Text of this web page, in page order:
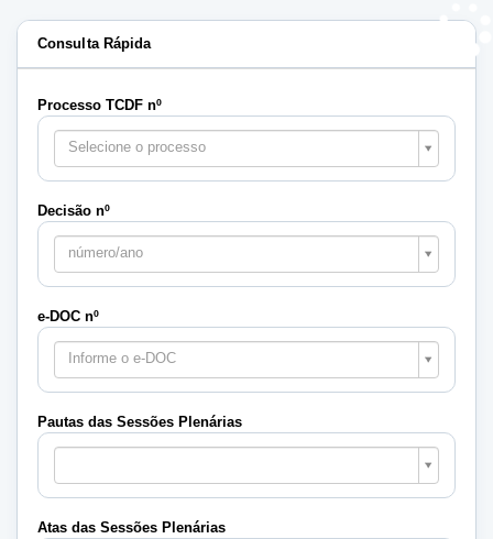
Consulta Rápida
Processo TCDF nº
Selecione o processo
Decisão nº
número/ano
e-DOC nº
Informe o e-DOC
Pautas das Sessões Plenárias
Pautas
Sessões
Plenárias
Atas das Sessões Plenárias